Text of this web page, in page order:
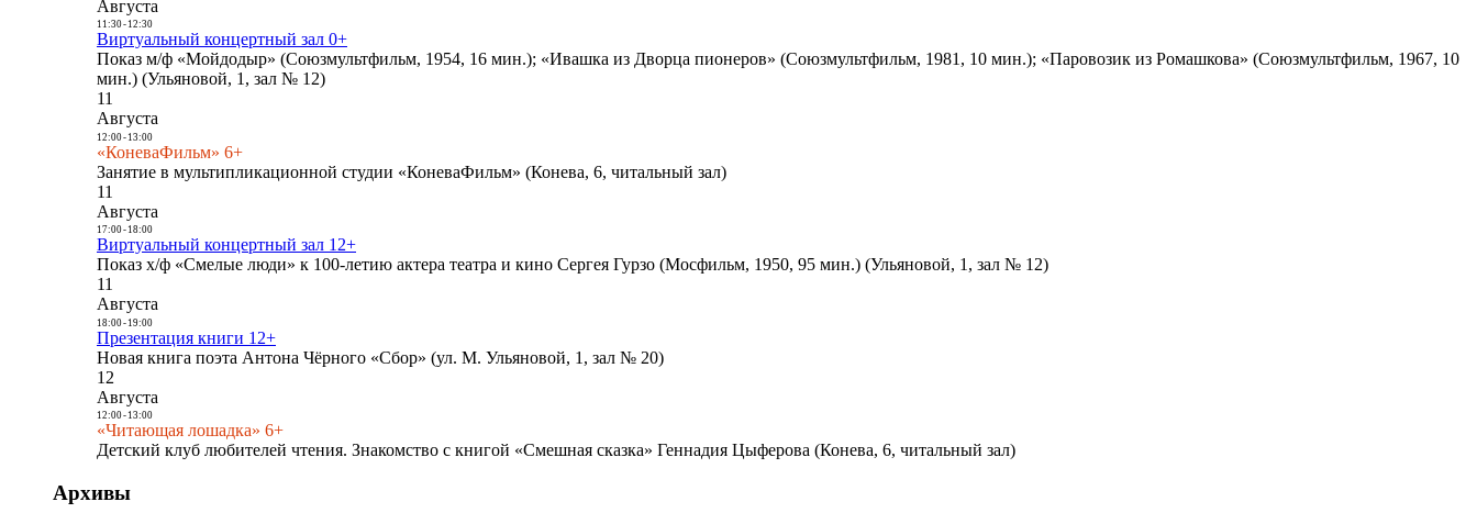
Августа
11:30- 12:30
Виртуальный концертный зал 0+
Показ м/ф «Мойдодыр» (Союзмультфильм, 1954, 16 мин.); «Ивашка из Дворца пионеров» (Союзмультфильм, 1981, 10 мин.); «Паровозик из Ромашкова» (Союзмультфильм, 1967, 10
мин.) (Ульяновой, 1, зал № 12)
11
Августа
12:00- 13:00
«КоневаФильм» 6+
Занятие в мультипликационной студии «КоневаФильм» (Конева, 6, читальный зал)
11
Августа
17:00- 18:00
Виртуальный концертный зал 12+
Показ х/ф «Смелые люди» к 100-летию актера театра и кино Сергея Гурзо (Мосфильм, 1950, 95 мин.) (Ульяновой, 1, зал № 12)
11
Августа
18:00- 19:00
Презентация книги 12+
Новая книга поэта Антона Чёрного «Сбор» (ул. М. Ульяновой, 1, зал № 20)
12
Августа
12:00- 13:00
«Читающая лошадка» 6+
Детский клуб любителей чтения. Знакомство с книгой «Смешная сказка» Геннадия Цыферова (Конева, 6, читальный зал)
Архивы